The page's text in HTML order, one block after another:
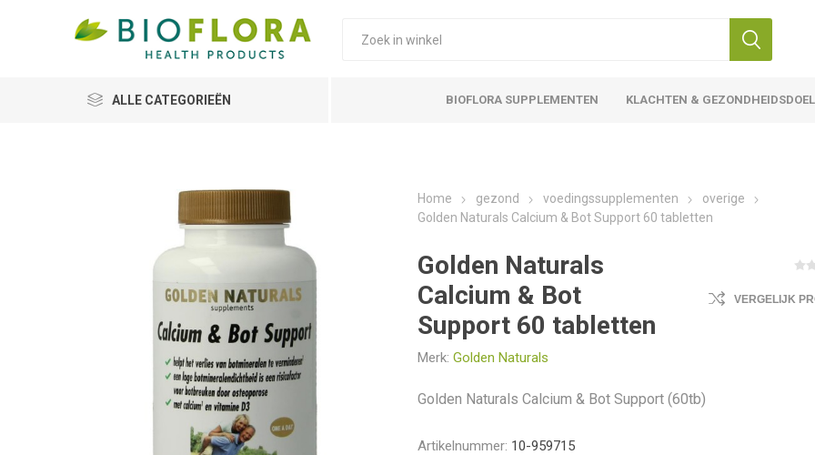
ALLE CATEGORIEËN BIOFLORA SUPPLEMENTEN KLACHTEN &
Home gezond voedingssupplementen
overige
Golden Naturals Calcium & Bot Support 60 tabletten
Golden Naturals
Calcium & Bot
Support 60 tabletten
Merk: Golden Naturals
VERGELIJK
Golden Naturals Calcium & Bot Support (60tb)
Artikelnummer: 10-959715